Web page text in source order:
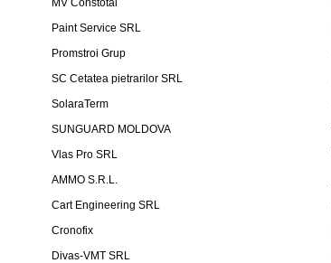
MV Constotal
Paint Service SRL
Promstroi Grup
SC Cetatea pietrarilor SRL
SolaraTerm
SUNGUARD MOLDOVA
Vlas Pro SRL
AMMO S.R.L.
Cart Engineering SRL
Cronofix
Divas-VMT SRL